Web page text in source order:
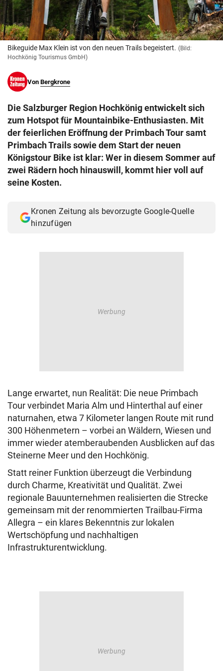
© Krone Multimedia GmbH & Co KG 2026
Muthgasse 2, 1190 Wien
Bikeguide Max Klein ist von den neuen Trails begeistert. (Bild:
Hochkönig Tourismus GmbH)
Von Bergkrone
Die Salzburger Region Hochkönig entwickelt sich
zum Hotspot für Mountainbike-Enthusiasten. Mit
der feierlichen Eröffnung der Primbach Tour samt
Primbach Trails sowie dem Start der neuen
Königstour Bike ist klar: Wer in diesem Sommer auf
zwei Rädern hoch hinauswill, kommt hier voll auf
seine Kosten.
Kronen Zeitung als bevorzugte Google-Quelle
hinzufügen
Lange erwartet, nun Realität: Die neue Primbach
Tour verbindet Maria Alm und Hinterthal auf einer
naturnahen, etwa 7 Kilometer langen Route mit rund
300 Höhenmetern – vorbei an Wäldern, Wiesen und
immer wieder atemberaubenden Ausblicken auf das
Steinerne Meer und den Hochkönig.
Statt reiner Funktion überzeugt die Verbindung
durch Charme, Kreativität und Qualität. Zwei
regionale Bauunternehmen realisierten die Strecke
gemeinsam mit der renommierten Trailbau-Firma
Allegra – ein klares Bekenntnis zur lokalen
Wertschöpfung und nachhaltigen
Infrastrukturentwicklung.